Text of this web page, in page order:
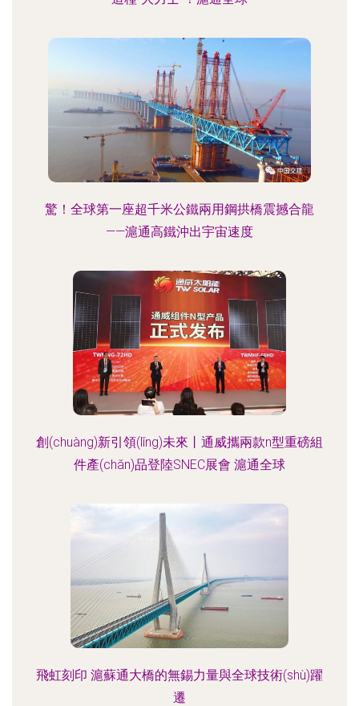
驚！全球第一座超千米公鐵兩用鋼拱橋震撼合龍
——滬通高鐵沖出宇宙速度
創(chuàng)新引領(lǐng)未來丨通威攜兩款n型重磅組
件產(chǎn)品登陸SNEC展會 滬通全球
飛虹刻印 滬蘇通大橋的無錫力量與全球技術(shù)躍
遷